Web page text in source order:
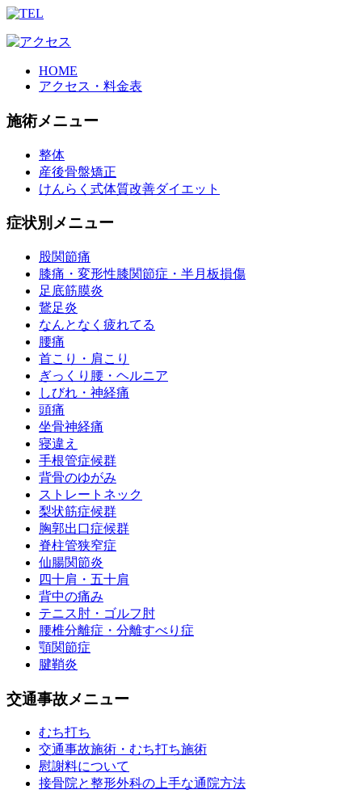
HOME
アクセス・料金表
施術メニュー
整体
産後骨盤矯正
けんらく式体質改善ダイエット
症状別メニュー
股関節痛
膝痛・変形性膝関節症・半月板損傷
足底筋膜炎
鵞足炎
なんとなく疲れてる
腰痛
首こり・肩こり
ぎっくり腰・ヘルニア
しびれ・神経痛
頭痛
坐骨神経痛
寝違え
手根管症候群
背骨のゆがみ
ストレートネック
梨状筋症候群
胸郭出口症候群
脊柱管狭窄症
仙腸関節炎
四十肩・五十肩
背中の痛み
テニス肘・ゴルフ肘
腰椎分離症・分離すべり症
顎関節症
腱鞘炎
交通事故メニュー
むち打ち
交通事故施術・むち打ち施術
慰謝料について
接骨院と整形外科の上手な通院方法